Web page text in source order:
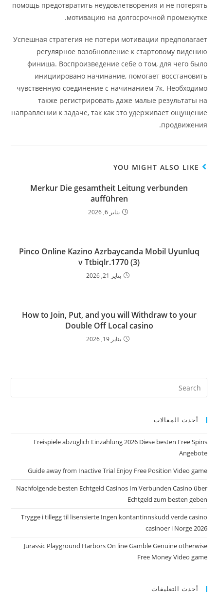
помощь предотвратить неудовлетворения и не потерять
мотивацию на долгосрочной промежутке.
Успешная стратегия не потери мотивации предполагает
регулярное возобновление к стартовому видению
финиша. Воспроизведение себе о том, для чего было
инициировано начинание, помогает восстановить
чувственную соединение с начинанием 7к. Необходимо
также регистрировать даже малые результаты на
направлении к задаче, так как это удерживает ощущение
продвижения.
YOU MIGHT ALSO LIKE
Merkur Die gesamtheit Leitung verbunden
aufführen
يناير 6, 2026
Pinco Online Kazino Azrbaycanda Mobil Uyunluq
v Ttbiqlr.1770 (3)
يناير 21, 2026
How to Join, Put, and you will Withdraw to your
Double Off Local casino
يناير 19, 2026
أحدث المقالات
Freispiele abzüglich Einzahlung 2026 Diese besten Free Spins
Angebote
Guide away from Inactive Trial Enjoy Free Position Video game
Nachfolgende besten Echtgeld Casinos Im Verbunden Casino über
Echtgeld zum besten geben
Trygge i tillegg til lisensierte Ingen kontantinnskudd verde casino
casinoer i Norge 2026
Jurassic Playground Harbors On line Gamble Genuine otherwise
Free Money Video game
أحدث التعليقات